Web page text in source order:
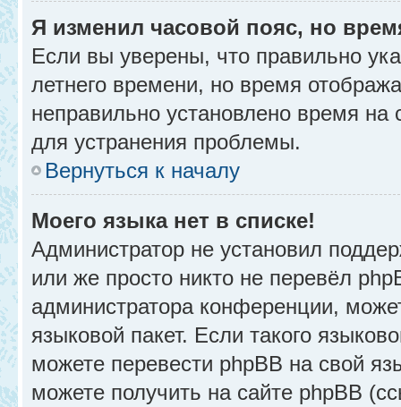
Я изменил часовой пояс, но
Если вы уверены, что правильно
летнего времени, но время
неправильно установлено время
для устранения проблемы.
Вернуться к началу
Моего языка нет в списке!
Администратор не установил
или же просто никто не перевёл
администратора конференции,
языковой пакет. Если такого
можете перевести phpBB на свой
можете получить на сайте phpBB